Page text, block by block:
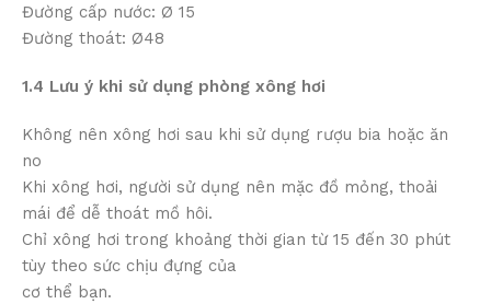
Đường cấp nước: Ø 15
Đường thoát: Ø48
1.4 Lưu ý khi sử dụng phòng xông hơi
Không nên xông hơi sau khi sử dụng rượu bia hoặc ăn
no
Khi xông hơi, người sử dụng nên mặc đồ mỏng, thoải
mái để dễ thoát mồ hôi.
Chỉ xông hơi trong khoảng thời gian từ 15 đến 30 phút
tùy theo sức chịu đựng của
cơ thể bạn.